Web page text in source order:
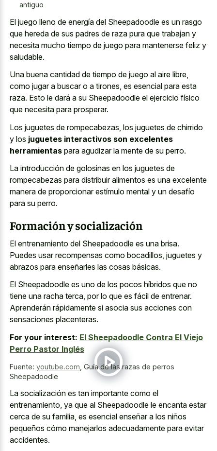
antiguo
El juego lleno de energía del Sheepadoodle es un rasgo
que hereda de sus padres de raza pura que trabajan y
necesita mucho tiempo de juego para mantenerse feliz y
saludable.
Una buena cantidad de tiempo de juego al aire libre,
como jugar a buscar o a tirones, es esencial para esta
raza. Esto le dará a su Sheepadoodle el ejercicio físico
que necesita para prosperar.
Los juguetes de rompecabezas, los juguetes de chirrido
y los juguetes interactivos son excelentes
herramientas para agudizar la mente de su perro.
La introducción de golosinas en los juguetes de
rompecabezas para distribuir alimentos es una excelente
manera de proporcionar estímulo mental y un desafío
para su perro.
Formación y socialización
El entrenamiento del Sheepadoodle es una brisa.
Puedes usar recompensas como bocadillos, juguetes y
abrazos para enseñarles las cosas básicas.
El Sheepadoodle es uno de los pocos híbridos que no
tiene una racha terca, por lo que es fácil de entrenar.
Aprenderán rápidamente si asocia sus acciones con
sensaciones placenteras.
For your interest: El Sheepadoodle Contra El Viejo
Perro Pastor Inglés
Fuente: youtube.com Guía de las razas de perros
Sheepadoodle
La socialización es tan importante como el
entrenamiento, ya que al Sheepadoodle le encanta estar
cerca de su familia, es esencial enseñar a los niños
pequeños cómo manejarlos adecuadamente para evitar
accidentes.